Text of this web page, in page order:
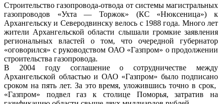
Строительство газопровода-отвода от системы магистральных
газопроводов «Ухта — Торжок» (КС «Нюксеница») к
Архангельску и Северодвинску велось с 1988 года. Много лет
жители Архангельской области слышали громкие заявления
региональных властей о том, что очередной губернатор
«оговорился» с руководством ОАО «Газпром» о продолжении
строительства газопровода.
В 2004 году соглашение о сотрудничестве между
Архангельской областью и ОАО «Газпром» было подписано
сроком на пять лет. За это время, уложившись точно в срок,
«Газпром» подвел газ к столице Поморья, затратив на